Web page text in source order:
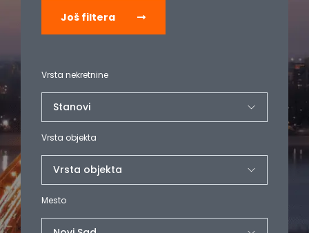
Još filtera
Vrsta nekretnine
Vrsta objekta
Mesto